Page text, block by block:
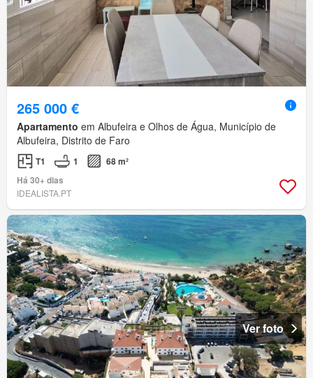
265 000 €
Apartamento em Albufeira e Olhos de Água, Município de
Albufeira, Distrito de Faro
T1 1
68 m²
Há 30+ dias
IDEALISTA.PT
Ver foto